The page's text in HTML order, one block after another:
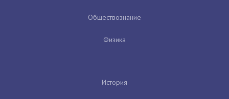
Обществознание
Физика
История